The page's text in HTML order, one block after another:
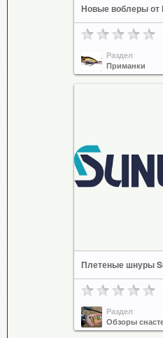
Новые воблеры от
Раздел
Приманки
Плетеные шнуры
Раздел
Обзоры